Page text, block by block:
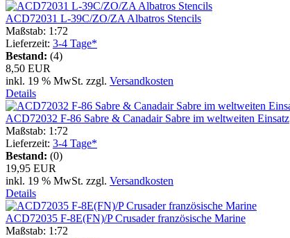
ACD72031 L-39C/ZO/ZA Albatros Stencils
Maßstab: 1:72
Lieferzeit: 3-4 Tage*
Bestand: (4)
8,50 EUR
inkl. 19 % MwSt. zzgl. Versandkosten
Details
ACD72032 F-86 Sabre & Canadair Sabre im weltweiten Einsatz
Maßstab: 1:72
Lieferzeit: 3-4 Tage*
Bestand: (0)
19,95 EUR
inkl. 19 % MwSt. zzgl. Versandkosten
Details
ACD72035 F-8E(FN)/P Crusader französische Marine
Maßstab: 1:72